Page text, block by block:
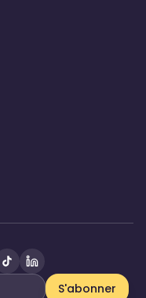
S'abonner